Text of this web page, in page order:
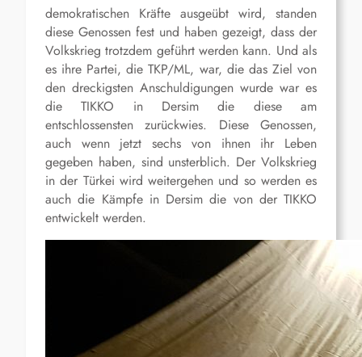
demokratischen Kräfte ausgeübt wird, standen
diese Genossen fest und haben gezeigt, dass der
Volkskrieg trotzdem geführt werden kann. Und als
es ihre Partei, die TKP/ML, war, die das Ziel von
den dreckigsten Anschuldigungen wurde war es
die TIKKO in Dersim die diese am
entschlossensten zurückwies. Diese Genossen,
auch wenn jetzt sechs von ihnen ihr Leben
gegeben haben, sind unsterblich. Der Volkskrieg
in der Türkei wird weitergehen und so werden es
auch die Kämpfe in Dersim die von der TIKKO
entwickelt werden.